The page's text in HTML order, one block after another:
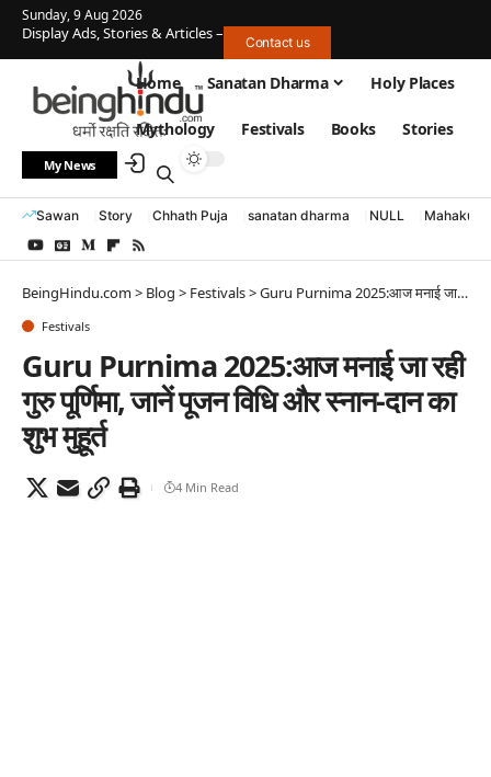
Sunday, 9 Aug 2026
Display Ads, Stories & Articles – Contact us
Home Sanatan Dharma Holy Places
Mythology Festivals Books Stories
My News
Sawan Story Chhath Puja sanatan dharma NULL
BeingHindu.com> Blog > Festivals>Guru Purnima 2025:आज मनाई जा रही गुरु पूर्णिमा, जानें पूजन विधि और स्नान-दान का शुभ मुहूर्त
Festivals
Guru Purnima 2025:आज मनाई जा रही
गुरु पूर्णिमा, जानें पूजन विधि और स्नान-दान का
शुभ मुहूर्त
4 Min Read